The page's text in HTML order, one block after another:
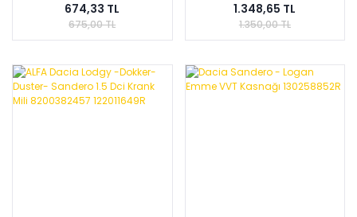
674,33 TL
675,00 TL
1.348,65 TL
1.350,00 TL